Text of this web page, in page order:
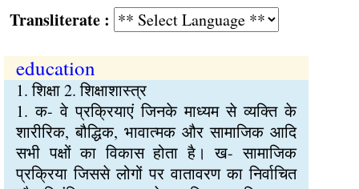
:
education
1. शिक्षा 2. शिक्षाशास्त्र
1. क- वे प्रक्रियाएं जिनके माध्यम से व्यक्ति के
शारीरिक, बौद्धिक, भावात्मक और सामाजिक आदि
सभी पक्षों का विकास होता है। ख- सामाजिक
प्रक्रिया जिससे लोगों पर वातावरण का निर्वाचित